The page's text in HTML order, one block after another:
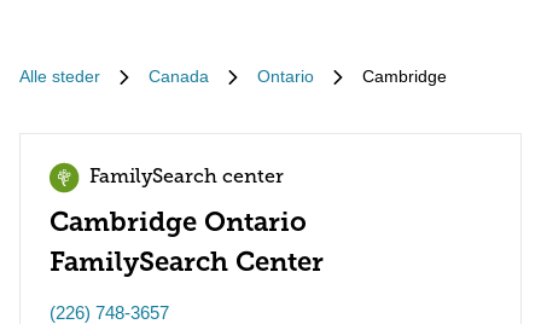
Alle steder Canada Ontario Cambridge
FamilySearch center
Cambridge Ontario
FamilySearch Center
(226) 748-3657